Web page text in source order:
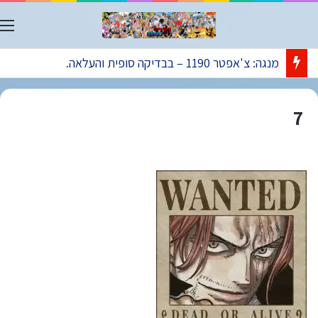
מנגה: צ'אפטר 1190 – בבדיקה סופית והעלאה.
7